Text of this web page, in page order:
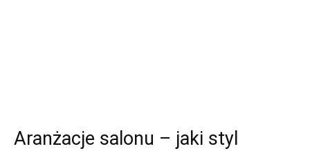
Aranżacje salonu – jaki styl